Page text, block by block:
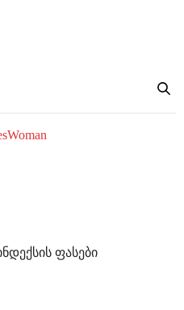
ფასები